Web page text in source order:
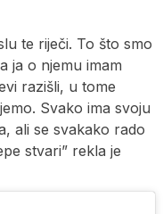
te riječi. To što smo
ja o njemu imam
razišli, u tome
Svako ima svoju
ali se svakako rado
stvari” rekla je